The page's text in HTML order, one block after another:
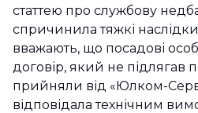
статтею про службову
спричинила тяжкі
вважають, що посадові
договір, який не підлягав
прийняли від «Юлком-
відповідала технічним